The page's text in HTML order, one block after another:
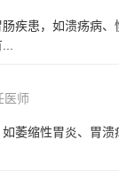
疾患，如溃疡病
医师
萎缩性胃炎、胃